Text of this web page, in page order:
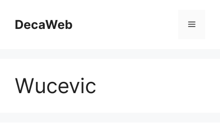
contenido
DecaWeb Menú
Wucevic